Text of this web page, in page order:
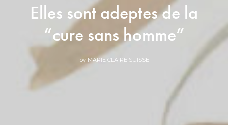
Elles sont adeptes de la
“cure sans homme”
by MARIE CLAIRE SUISSE